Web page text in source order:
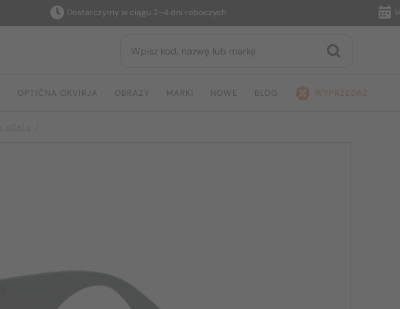
Dostarczymy w ciągu 2–4 dni roboczych 14
OPTIČNA OKVIRJA OBRAZY MARKI NOWE BLOG WYPRZEDAŻ